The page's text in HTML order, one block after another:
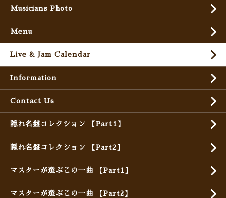
Musicians Photo
Menu
Live & Jam Calendar
Information
Contact Us
隠れ名盤コレクション 【Part1】
隠れ名盤コレクション 【Part2】
マスターが選ぶこの一曲 【Part1】
マスターが選ぶこの一曲 【Part2】